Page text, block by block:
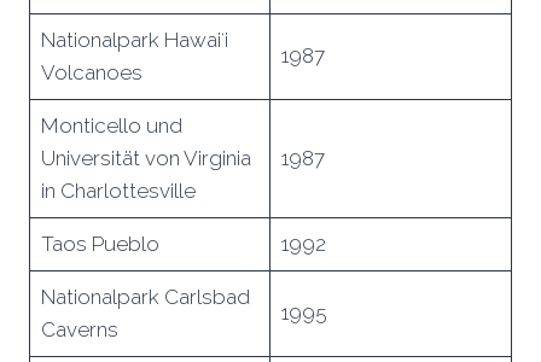
Nationalpark Hawaiʻi
Volcanoes
1987
Monticello und
Universität von Virginia
in Charlottesville
1987
Taos Pueblo 1992
Nationalpark Carlsbad
Caverns
1995